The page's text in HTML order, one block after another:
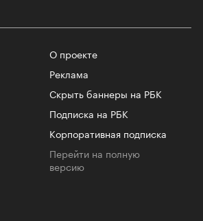
О проекте
Реклама
Скрыть баннеры на РБК
Подписка на РБК
Корпоративная подписка
Перейти на полную
версию